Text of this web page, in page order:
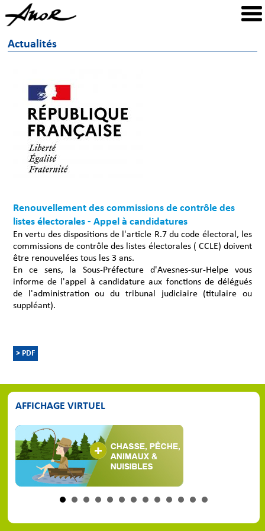
Actualités
Renouvellement des commissions de contrôle des
listes électorales - Appel à candidatures
En vertu des dispositions de l'article R.7 du code électoral, les
commissions de contrôle des listes électorales ( CCLE) doivent
être renouvelées tous les 3 ans.
En ce sens, la Sous-Préfecture d'Avesnes-sur-Helpe vous
informe de l'appel à candidature aux fonctions de délégués
de l'administration ou du tribunal judiciaire (titulaire ou
suppléant).
> PDF
AFFICHAGE VIRTUEL